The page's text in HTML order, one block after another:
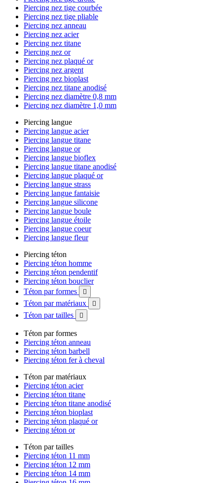
Piercing nez tige courbée
Piercing nez tige pliable
Piercing nez anneau
Piercing nez acier
Piercing nez titane
Piercing nez or
Piercing nez plaqué or
Piercing nez argent
Piercing nez bioplast
Piercing nez titane anodisé
Piercing nez diamètre 0,8 mm
Piercing nez diamètre 1,0 mm
Piercing langue
Piercing langue acier
Piercing langue titane
Piercing langue or
Piercing langue bioflex
Piercing langue titane anodisé
Piercing langue plaqué or
Piercing langue strass
Piercing langue fantaisie
Piercing langue silicone
Piercing langue boule
Piercing langue étoile
Piercing langue coeur
Piercing langue fleur
Piercing téton
Piercing téton homme
Piercing téton pendentif
Piercing téton bouclier
Téton par formes

Téton par matériaux 
Téton par tailles 
Téton par formes
Piercing téton anneau
Piercing téton barbell
Piercing téton fer à cheval
Téton par matériaux
Piercing téton acier
Piercing téton titane
Piercing téton titane anodisé
Piercing téton bioplast
Piercing téton plaqué or
Piercing téton or
Téton par tailles
Piercing téton 11 mm
Piercing téton 12 mm
Piercing téton 14 mm